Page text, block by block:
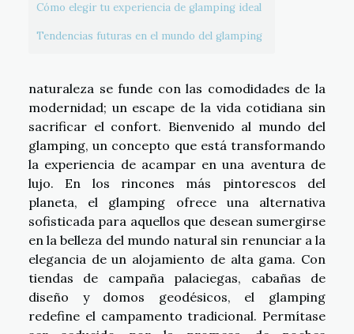
Cómo elegir tu experiencia de glamping ideal
Tendencias futuras en el mundo del glamping
naturaleza se funde con las comodidades de la
modernidad; un escape de la vida cotidiana sin
sacrificar el confort. Bienvenido al mundo del
glamping, un concepto que está transformando
la experiencia de acampar en una aventura de
lujo. En los rincones más pintorescos del
planeta, el glamping ofrece una alternativa
sofisticada para aquellos que desean sumergirse
en la belleza del mundo natural sin renunciar a la
elegancia de un alojamiento de alta gama. Con
tiendas de campaña palaciegas, cabañas de
diseño y domos geodésicos, el glamping
redefine el campamento tradicional. Permítase